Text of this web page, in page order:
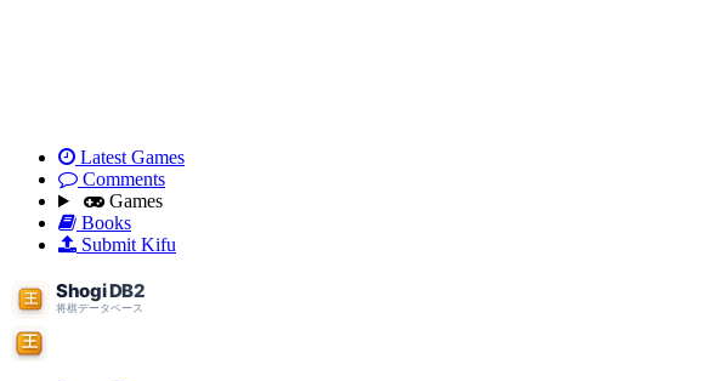
Latest Games
Comments
Games
Books
Submit Kifu